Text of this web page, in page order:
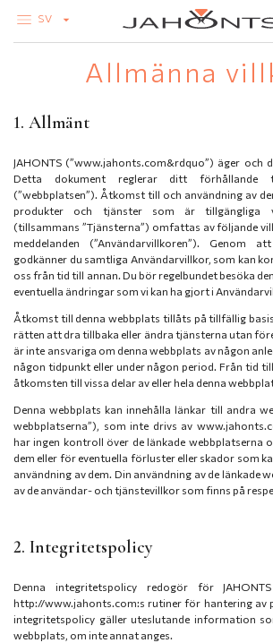
SV
SORTIMENT
GULD
Allmänna
1. Allmänt
JAHONTS (”www.jahonts.com&rdquo”) äger och
Detta dokument reglerar ditt förhållande
(”webbplatsen”). Åtkomst till och användning av
produkter och tjänster som är tillgängliga
(tillsammans ”Tjänsterna”) omfattas av följande
meddelanden (”Användarvillkoren”). Genom
godkänner du samtliga Användarvillkor, som kan
oss från tid till annan. Du bör regelbundet besöka
eventuella ändringar som vi kan ha gjort i
Åtkomst till denna webbplats tillåts på tillfällig
rätten att dra tillbaka eller ändra tjänsterna utan
är inte ansvariga om denna webbplats av någon
någon tidpunkt eller under någon period. Från tid
åtkomsten till vissa delar av eller hela denna
Denna webbplats kan innehålla länkar till andra
webbplatserna”), som inte drivs av
har ingen kontroll över de länkade webbplatserna
dem eller för eventuella förluster eller skador som
användning av dem. Din användning av de länkade
av de användar- och tjänstevillkor som finns på
2. Integritetspolicy
Denna integritetspolicy redogör för
http://www.jahonts.com:s rutiner för hantering av
integritetspolicy gäller uteslutande information
webbplats, om inte annat anges.